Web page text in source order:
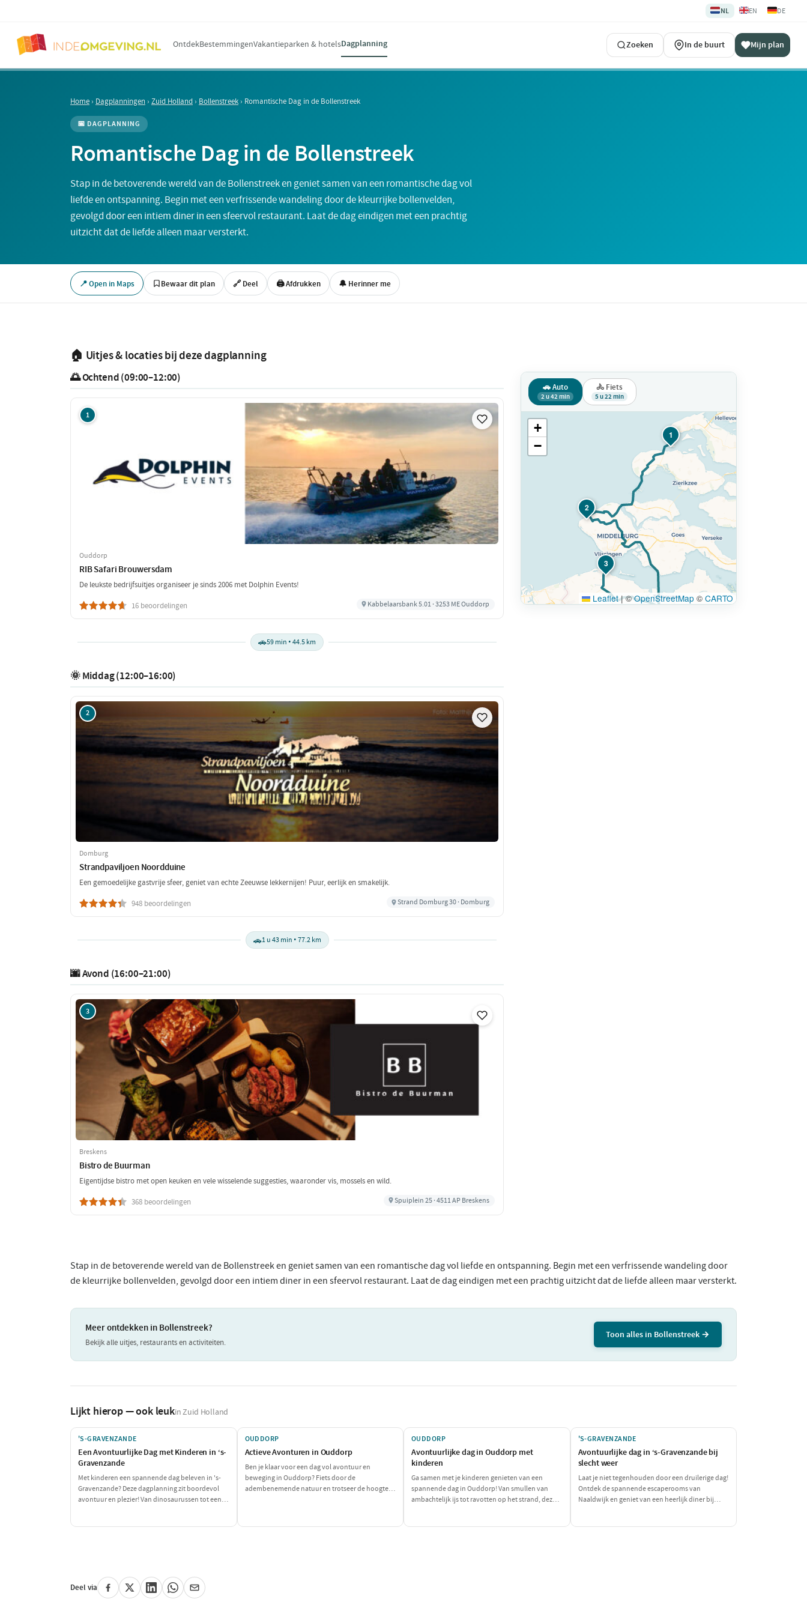
🇳🇱NL 🇬🇧EN 🇩🇪DE
OntdekBestemmingenVakantieparken & hotelsDagplanning Zoeken In de buurt Mijn plan
Home › Dagplanningen › Zuid Holland › Bollenstreek › Romantische Dag in de Bollenstreek
📅 DAGPLANNING
Romantische Dag in de Bollenstreek
Stap in de betoverende wereld van de Bollenstreek en geniet samen van een romantische dag vol
liefde en ontspanning. Begin met een verfrissende wandeling door de kleurrijke bollenvelden,
gevolgd door een intiem diner in een sfeervol restaurant. Laat de dag eindigen met een prachtig
uitzicht dat de liefde alleen maar versterkt.
📍 Open in Maps Bewaar dit plan 🔗 Deel 🖨 Afdrukken 🔔 Herinner me
🏠 Uitjes & locaties bij deze dagplanning
🌅 Ochtend (09:00–12:00)
1
Ouddorp
RIB Safari Brouwersdam
De leukste bedrijfsuitjes organiseer je sinds 2006 met Dolphin Events!
16 beoordelingen Kabbelaarsbank 5.01 · 3253 ME Ouddorp
🚗59 min • 44.5 km
🌞 Middag (12:00–16:00)
2
Domburg
Strandpaviljoen Noordduine
Een gemoedelijke gastvrije sfeer, geniet van echte Zeeuwse lekkernijen! Puur, eerlijk en smakelijk.
948 beoordelingen Strand Domburg 30 · Domburg
🚗1 u 43 min • 77.2 km
🌆 Avond (16:00–21:00)
3
Breskens
Bistro de Buurman
Eigentijdse bistro met open keuken en vele wisselende suggesties, waaronder vis, mossels en wild.
368 beoordelingen Spuiplein 25 · 4511 AP Breskens
🚗 Auto
2 u 42 min
🚴 Fiets
5 u 22 min
1
2
3
+
−
Leaflet |©OpenStreetMap © CARTO
Stap in de betoverende wereld van de Bollenstreek en geniet samen van een romantische dag vol liefde en ontspanning. Begin met een verfrissende wandeling door
de kleurrijke bollenvelden, gevolgd door een intiem diner in een sfeervol restaurant. Laat de dag eindigen met een prachtig uitzicht dat de liefde alleen maar versterkt.
Meer ontdekken in Bollenstreek?
Bekijk alle uitjes, restaurants en activiteiten.
Toon alles in Bollenstreek →
Lijkt hierop — ook leukin Zuid Holland
'S-GRAVENZANDE
Een Avontuurlijke Dag met Kinderen in ‘s-
Gravenzande
Met kinderen een spannende dag beleven in 's-
Gravenzande? Deze dagplanning zit boordevol
avontuur en plezier! Van dinosaurussen tot een
OUDDORP
Actieve Avonturen in Ouddorp
Ben je klaar voor een dag vol avontuur en
beweging in Ouddorp? Fiets door de
adembenemende natuur en trotseer de hoogte in
OUDDORP
Avontuurlijke dag in Ouddorp met
kinderen
Ga samen met je kinderen genieten van een
spannende dag in Ouddorp! Van smullen van
ambachtelijk ijs tot ravotten op het strand, deze
'S-GRAVENZANDE
Avontuurlijke dag in ‘s-Gravenzande bij
slecht weer
Laat je niet tegenhouden door een druilerige dag!
Ontdek de spannende escaperooms van
Naaldwijk en geniet van een heerlijk diner bij
Deel via